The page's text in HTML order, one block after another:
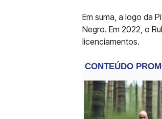
Em suma, a logo da
Negro. Em 2022, o
licenciamentos.